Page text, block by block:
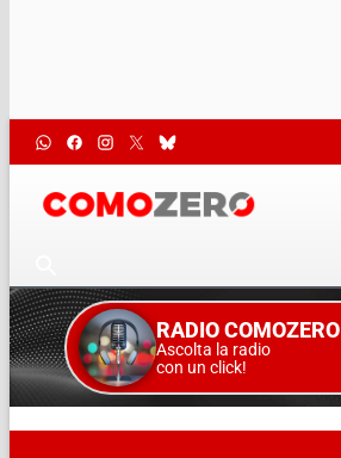
RADIO COMOZERO
Ascolta la radio
con un click!